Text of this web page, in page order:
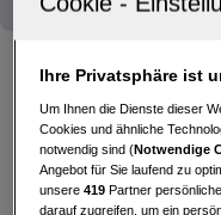
Willkommen am GC
Wir freuen uns,
auf unserem Platz
Ihre Privatsphäre ist
Um Ihnen die Dienste dieser
Cookies und ähnliche
notwendig sind (Notwendige
Angebot für Sie laufend zu
unsere419 Partner
darauf zugreifen, um ein